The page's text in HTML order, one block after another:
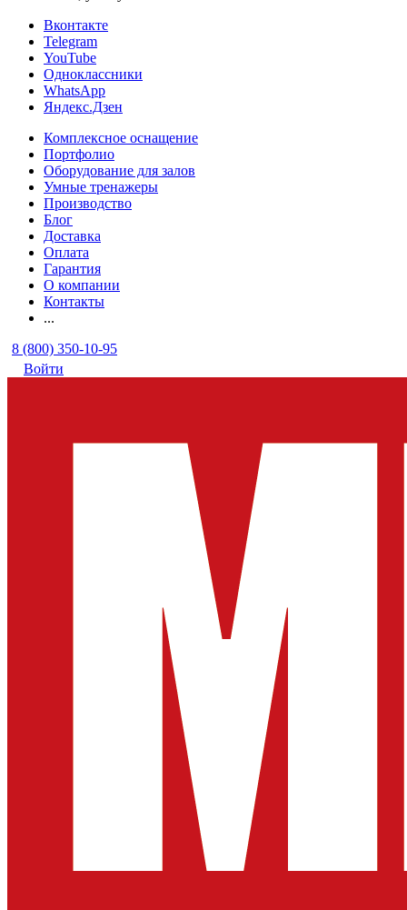
Вконтакте
Telegram
YouTube
Одноклассники
WhatsApp
Яндекс.Дзен
Комплексное оснащение
Портфолио
Оборудование для залов
Умные тренажеры
Производство
Блог
Доставка
Оплата
Гарантия
О компании
Контакты
...
8 (800) 350-10-95
Войти